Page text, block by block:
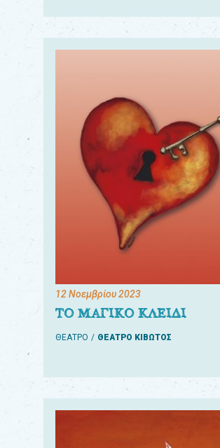
12 Νοεμβρίου 2023
ΤΟ ΜΑΓΙΚΟ ΚΛΕΙΔΙ
ΘΕΑΤΡΟ ΘΕΑΤΡΟ ΚΙΒΩΤΟΣ